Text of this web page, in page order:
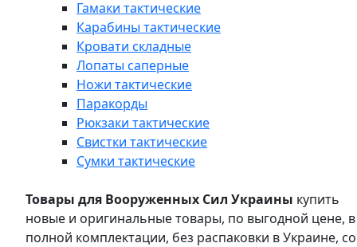
Гамаки тактические
Карабины тактические
Кровати складные
Лопаты саперные
Ножи тактические
Паракорды
Рюкзаки тактические
Свистки тактические
Сумки тактические
Товары для Вооруженных Сил Украины купить
новые и оригинальные товары, по выгодной цене, в
полной комплектации, без распаковки в Украине, со